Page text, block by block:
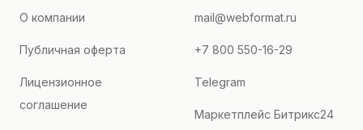
О компании
Публичная оферта
Лицензионное
соглашение
mail@webformat.ru
+7 800 550-16-29
Telegram
Маркетплейс Битрикс24